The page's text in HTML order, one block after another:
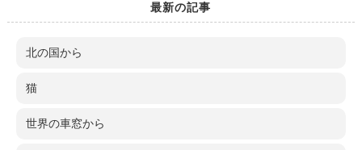
最新の記事
北の国から
猫
世界の車窓から